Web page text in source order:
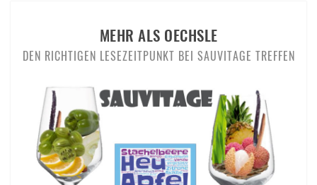
MEHR ALS OECHSLE
DEN RICHTIGEN LESEZEITPUNKT BEI SAUVITAGE TREFFEN